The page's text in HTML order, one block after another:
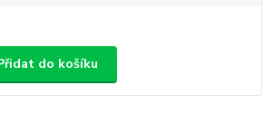
do košíku